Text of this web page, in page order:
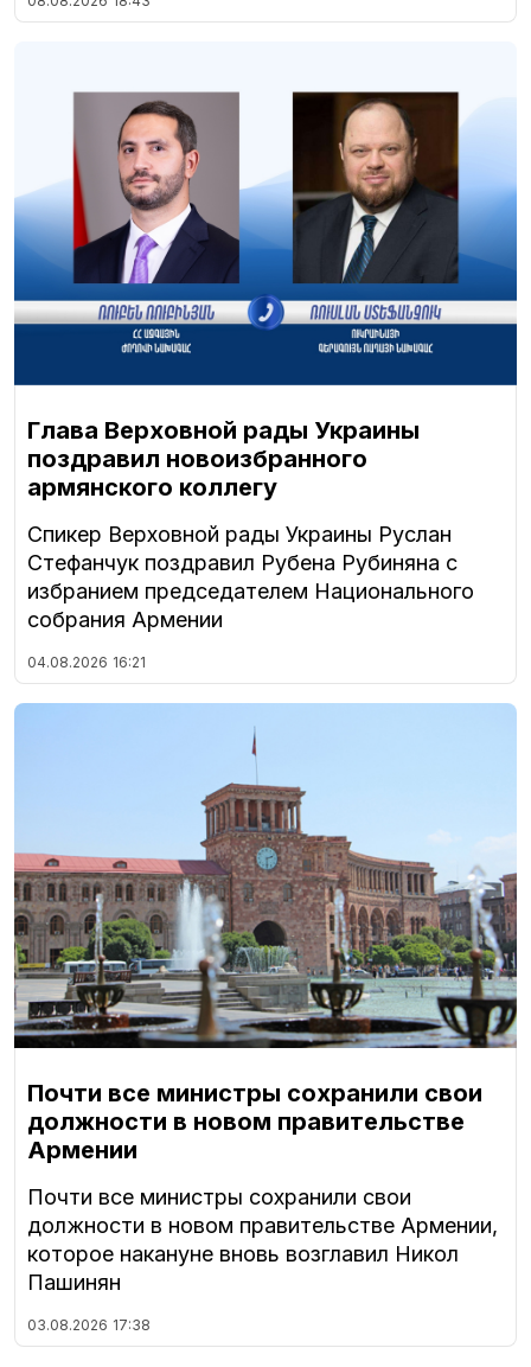
Глава Верховной рады Украины
поздравил новоизбранного
армянского коллегу
Спикер Верховной рады Украины Руслан
Стефанчук поздравил Рубена Рубиняна с
избранием председателем Национального
собрания Армении
04.08.2026 16:21
Почти все министры сохранили свои
должности в новом правительстве
Армении
Почти все министры сохранили свои
должности в новом правительстве Армении,
которое накануне вновь возглавил Никол
Пашинян
03.08.2026 17:38